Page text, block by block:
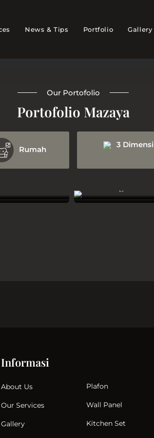
News & Tips Portfolio Gallery
Our Portofolio
Portofolio Mazaya
Rumah
3 Dimensi
Informasi
About Us
Our Services
Gallery
Plafon
Wall Panel
Kitchen Set